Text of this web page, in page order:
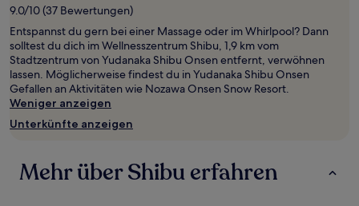
mit
1 Übernachtung
von
2 Erwachsenen
gefunden
wurde.
Preise
Verfügbarkeiten
ändern.
9.0/10 (37 Bewertungen)
Entspannst du gern bei einer Massage oder im Whirlpool? Dann
solltest du dich im Wellnesszentrum Shibu, 1,9 km vom
Stadtzentrum von Yudanaka Shibu Onsen entfernt, verwöhnen
lassen. Möglicherweise findest du in Yudanaka Shibu Onsen
Gefallen an Aktivitäten wie Nozawa Onsen Snow Resort.
Weniger anzeigen
Unterkünfte anzeigen
Mehr über Shibu erfahren